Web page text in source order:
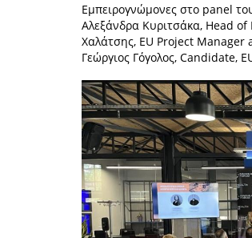
Εμπειρογνώμονες στο panel
Αλεξάνδρα Κυριτσάκα, Head
Χαλάτσης, EU Project Manager
Γεώργιος Γόγολος, Candidate,